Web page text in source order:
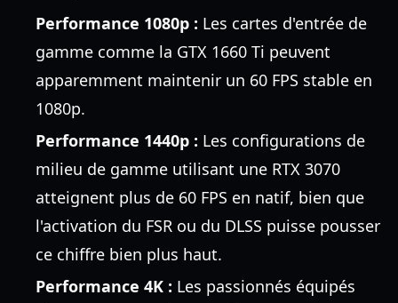
Performance 1080p : Les cartes d'entrée de
gamme comme la GTX 1660 Ti peuvent
apparemment maintenir un 60 FPS stable en
1080p.
Performance 1440p : Les configurations de
milieu de gamme utilisant une RTX 3070
atteignent plus de 60 FPS en natif, bien que
l'activation du FSR ou du DLSS puisse pousser
ce chiffre bien plus haut.
Performance 4K : Les passionnés équipés